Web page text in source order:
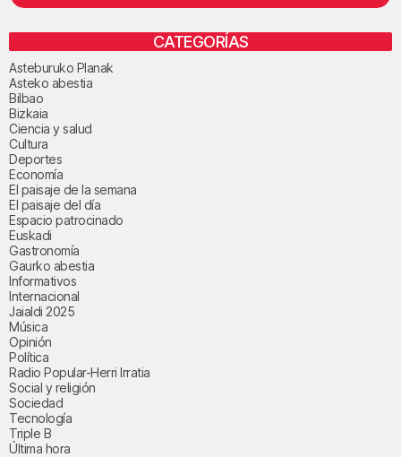
CATEGORÍAS
Asteburuko Planak
Asteko abestia
Bilbao
Bizkaia
Ciencia y salud
Cultura
Deportes
Economía
El paisaje de la semana
El paisaje del día
Espacio patrocinado
Euskadi
Gastronomía
Gaurko abestia
Informativos
Internacional
Jaialdi 2025
Música
Opinión
Política
Radio Popular-Herri Irratia
Social y religión
Sociedad
Tecnología
Triple B
Última hora